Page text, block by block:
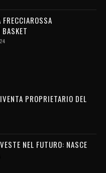
FRECCIAROSSA
PROPRIETARIO DEL
NEL FUTURO: NASCE